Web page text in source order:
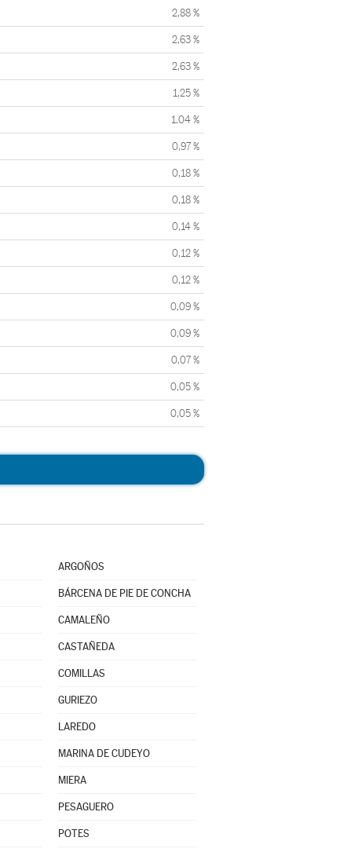
2,88 %
2,63 %
2,63 %
1,25 %
1,04 %
0,97 %
0,18 %
0,18 %
0,14 %
0,12 %
0,12 %
0,09 %
0,09 %
0,07 %
0,05 %
0,05 %
ARGOÑOS
BÁRCENA DE PIE DE CONCHA
CAMALEÑO
CASTAÑEDA
COMILLAS
GURIEZO
LAREDO
MARINA DE CUDEYO
MIERA
PESAGUERO
POTES